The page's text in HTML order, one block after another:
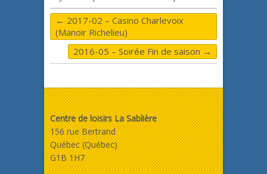
← 2017-02 – Casino Charlevoix
(Manoir Richelieu)
2016-05 – Soirée Fin de saison →
Centre de loisirs La Sablière
156 rue Bertrand
Québec (Québec)
G1B 1H7